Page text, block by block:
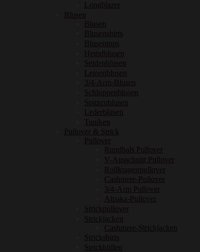
Longblazer
Blusen
Blusen
Blusenshirts
Blusentops
Hemdblusen
Seidenblusen
Leinenblusen
3/4-Arm-Blusen
Schluppenblusen
Spitzenblusen
Lederblusen
Tuniken
Pullover & Strick
Pullover
Rundhals Pullover
V-Ausschnitt Pullover
Rollkragenpullover
Cashmere-Pullover
3/4-Arm Pullover
Alpaka-Pullover
Strickpullover
Strickjacken
Cashmere-Strickjacken
Strickshirts
Strickhüllen